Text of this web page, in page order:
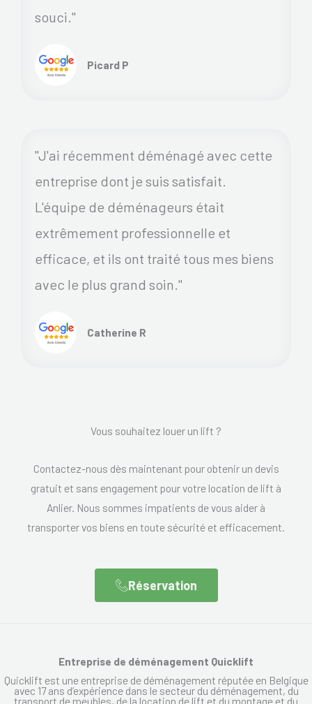
souci."
Picard P
"J'ai récemment déménagé avec cette
entreprise dont je suis satisfait.
L'équipe de déménageurs était
extrêmement professionnelle et
efficace, et ils ont traité tous mes biens
avec le plus grand soin."
Catherine R
Vous souhaitez louer un lift ?
Contactez-nous dès maintenant pour obtenir un devis
gratuit et sans engagement pour votre location de lift à
Anlier. Nous sommes impatients de vous aider à
transporter vos biens en toute sécurité et efficacement.
Réservation
Entreprise de déménagement Quicklift
Quicklift est une entreprise de déménagement réputée en Belgique
avec 17 ans d’expérience dans le secteur du déménagement, du
transport de meubles, de la location de lift et du montage et du